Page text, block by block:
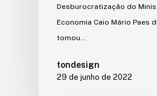
Desburocratização do
Economia Caio Mário Paes
tomou…
tondesign
29 de junho de 2022